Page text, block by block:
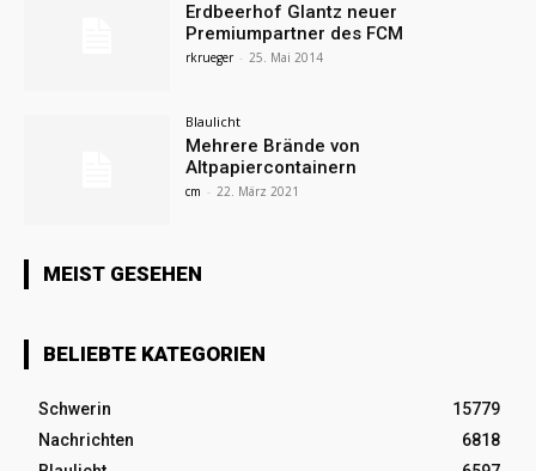
Erdbeerhof Glantz neuer
Premiumpartner des FCM
rkrueger - 25. Mai 2014
Blaulicht
Mehrere Brände von
Altpapiercontainern
cm - 22. März 2021
MEIST GESEHEN
BELIEBTE KATEGORIEN
Schwerin
15779
Nachrichten
6818